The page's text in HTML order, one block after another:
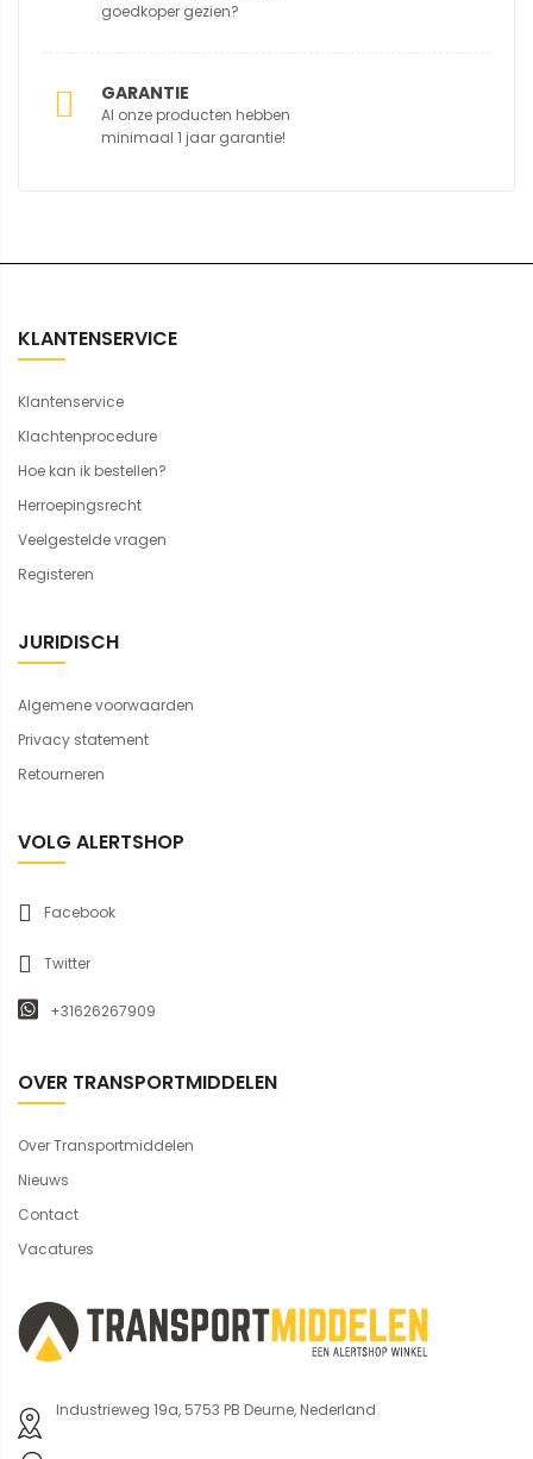
goedkoper gezien?
GARANTIE
Al onze producten hebben
minimaal 1 jaar garantie!
KLANTENSERVICE
Klantenservice
Klachtenprocedure
Hoe kan ik bestellen?
Herroepingsrecht
Veelgestelde vragen
Registeren
JURIDISCH
Algemene voorwaarden
Privacy statement
Retourneren
VOLG ALERTSHOP
Facebook
Twitter
+31626267909
OVER TRANSPORTMIDDELEN
Over Transportmiddelen
Nieuws
Contact
Vacatures
Industrieweg 19a, 5753 PB Deurne, Nederland